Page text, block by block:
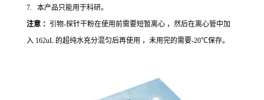
7. 本产品只能用于科研。
注意 ： 引物-探针干粉在使用前需要短暂离心 ，然后在离心管中加
入 162uL 的超纯水充分混匀后再使用 ，未用完的需要-20℃保存。